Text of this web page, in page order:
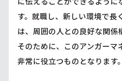
す。就職し、新しい環境で長
は、周囲の人との良好な関係
そのために、このアンガーマ
非常に役立つものとなります。